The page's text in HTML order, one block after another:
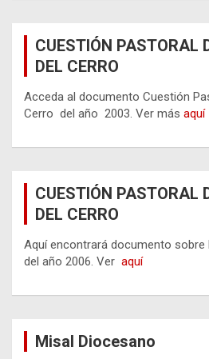
CUESTIÓN PASTORAL
DEL CERRO
Acceda al documento Cuestión
Cerro del año 2003. Ver más aquí
CUESTIÓN PASTORAL
DEL CERRO
Aquí encontrará documento sobre
del año 2006. Ver aquí
Misal Diocesano